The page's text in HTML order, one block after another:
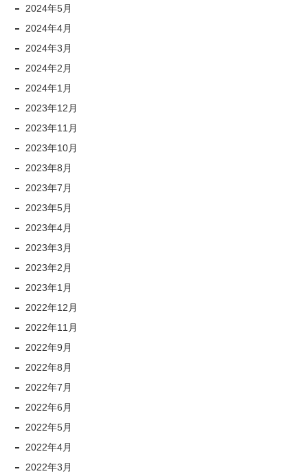
2024年5月
2024年4月
2024年3月
2024年2月
2024年1月
2023年12月
2023年11月
2023年10月
2023年8月
2023年7月
2023年5月
2023年4月
2023年3月
2023年2月
2023年1月
2022年12月
2022年11月
2022年9月
2022年8月
2022年7月
2022年6月
2022年5月
2022年4月
2022年3月